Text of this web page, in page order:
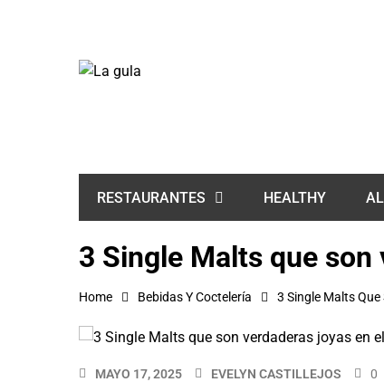
RESTAURANTES HEALTHY
3 Single Malts que
Home Bebidas Y Coctelería 3 Single Malts
MAYO 17, 2025 EVELYN CASTILLEJOS 0